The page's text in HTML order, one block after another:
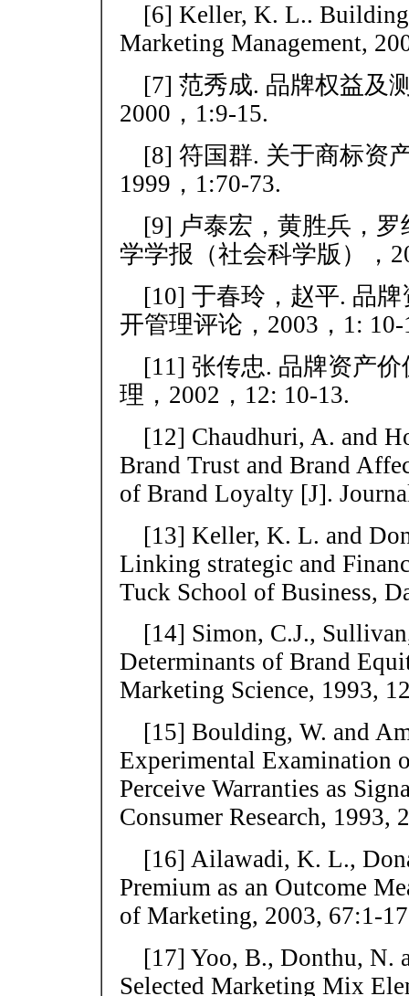
[6] Keller, K. L.. Building
Marketing Management,
[7] 范秀成. 品牌权益及
2000，1:9-15.
[8] 符国群. 关于商标资
1999，1:70-73.
[9] 卢泰宏，黄胜兵，
学学报（社会科学版），
[10] 于春玲，赵平. 品
开管理评论，2003，1: 10-
[11] 张传忠. 品牌资产
理，2002，12: 10-13.
[12] Chaudhuri, A. and
Brand Trust and Brand
of Brand Loyalty [J].
[13] Keller, K. L. and
Linking strategic and
Tuck School of Business,
[14] Simon, C.J.,
Determinants of Brand
Marketing Science, 1993,
[15] Boulding, W. and
Experimental Examination
Perceive Warranties as
Consumer Research, 1993,
[16] Ailawadi, K. L.,
Premium as an Outcome
of Marketing, 2003, 67:1-
[17] Yoo, B., Donthu, N.
Selected Marketing Mix